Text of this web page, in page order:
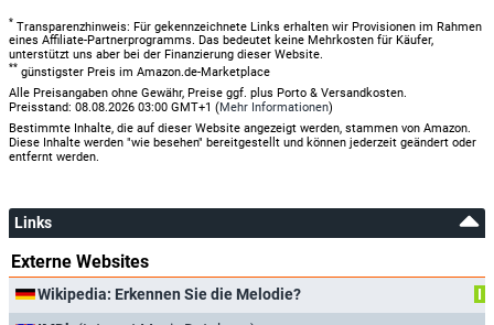
* Transparenzhinweis: Für gekennzeichnete Links erhalten wir Provisionen im Rahmen
eines Affiliate-Partnerprogramms. Das bedeutet keine Mehrkosten für Käufer,
unterstützt uns aber bei der Finanzierung dieser Website.
** günstigster Preis im Amazon.de-Marketplace
Alle Preisangaben ohne Gewähr, Preise ggf. plus Porto & Versandkosten.
Preisstand: 08.08.2026 03:00 GMT+1 (Mehr Informationen)
Bestimmte Inhalte, die auf dieser Website angezeigt werden, stammen von Amazon.
Diese Inhalte werden "wie besehen" bereitgestellt und können jederzeit geändert oder
entfernt werden.
Links
Externe Websites
Wikipedia: Erkennen Sie die Melodie?
I